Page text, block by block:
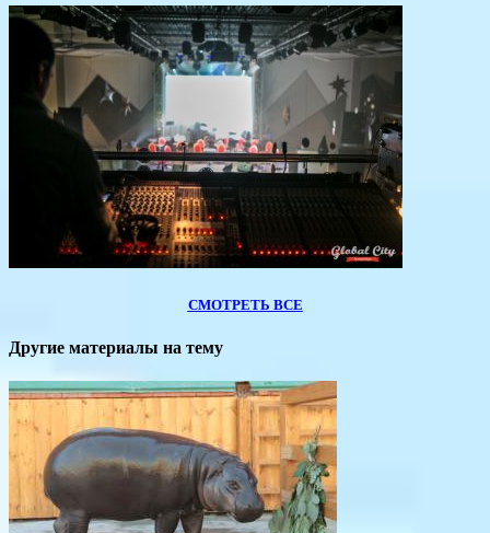
СМОТРЕТЬ ВСЕ
Другие материалы на тему